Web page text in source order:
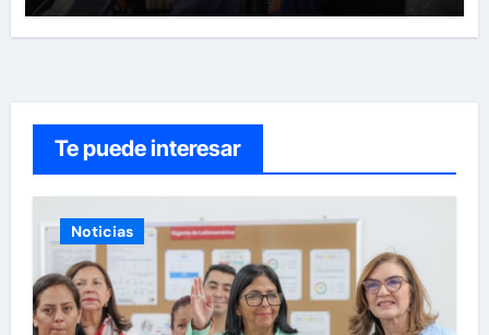
Te puede interesar
Noticias